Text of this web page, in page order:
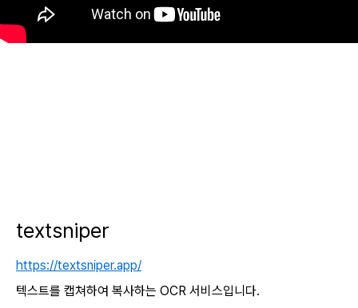
textsniper
https://textsniper.app/
텍스트를 캡쳐하여 복사하는 OCR 서비스입니다.